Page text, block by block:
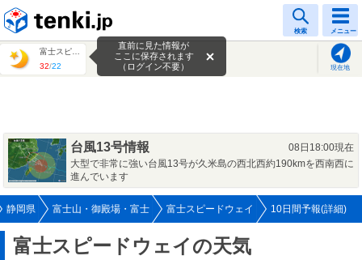
検索 メニュー
32/22 現在地
直前に見た情報が
ここに保存されます
（ログイン不要）
台風13号情報
08日18:00現在
大型で非常に強い台風13号が久米島の西北西約190kmを西南西に
進んでいます
静岡県 富士山・御殿場・富士 富士スピードウェイ 10日間予報(詳細)
富士スピードウェイの天気